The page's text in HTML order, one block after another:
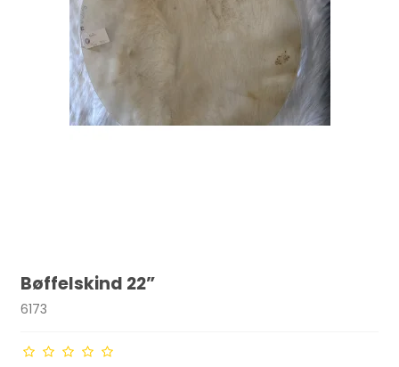
Bøffelskind 22”
6173